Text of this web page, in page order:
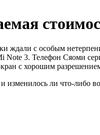
ждали с особым
Note 3. Телефон Сяоми
с хорошим
ли что-либо